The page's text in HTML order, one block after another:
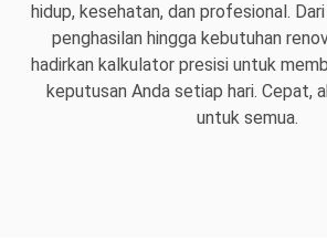
hidup, kesehatan, dan profesional.
penghasilan hingga kebutuhan
hadirkan kalkulator presisi untuk
keputusan Anda setiap hari. Cepat,
untuk semua.